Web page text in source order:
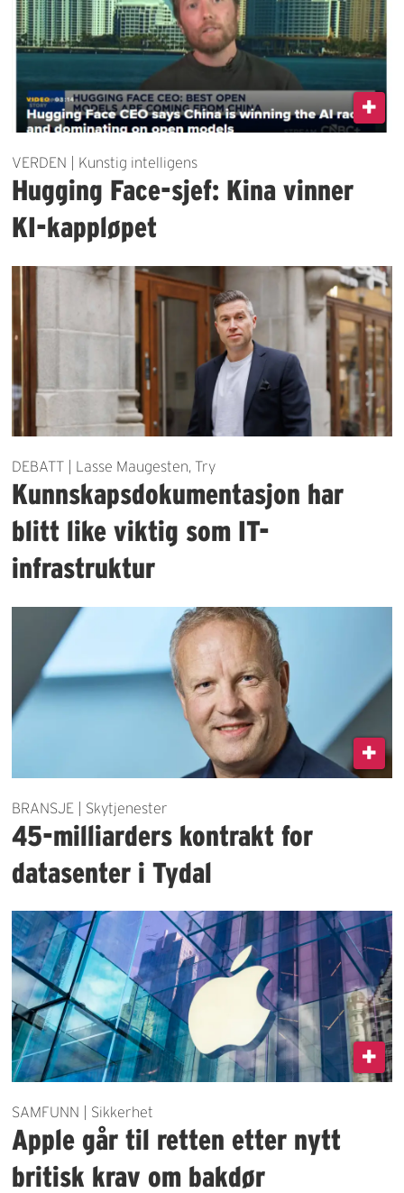
VERDEN | Kunstig intelligens
Hugging Face-sjef: Kina vinner
KI-kappløpet
DEBATT | Lasse Maugesten, Try
Kunnskapsdokumentasjon har
blitt like viktig som IT-
infrastruktur
BRANSJE | Skytjenester
45-milliarders kontrakt for
datasenter i Tydal
SAMFUNN | Sikkerhet
Apple går til retten etter nytt
britisk krav om bakdør